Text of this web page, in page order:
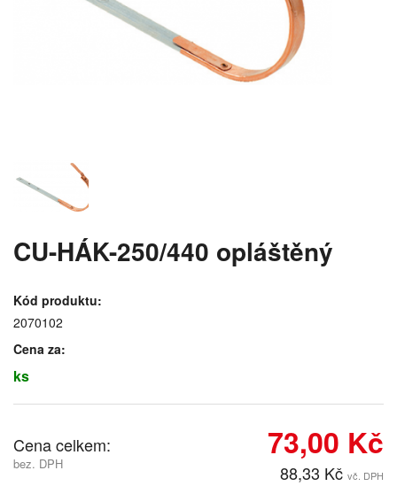
CU-HÁK-250/440 opláštěný
Kód produktu:
2070102
Cena za:
ks
Cena celkem:
bez. DPH
73,00 Kč
88,33 Kč vč. DPH